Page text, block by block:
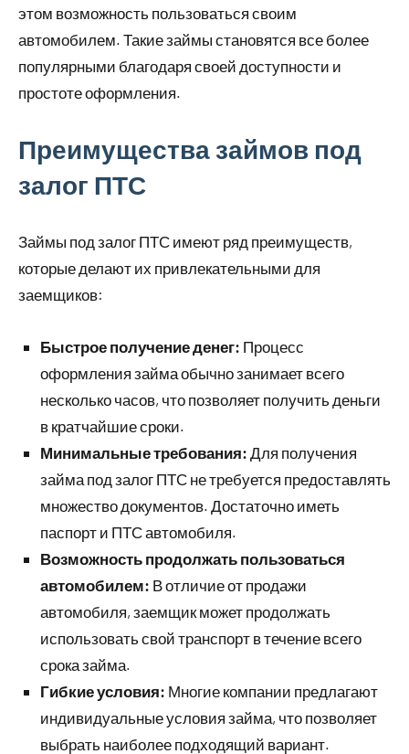
этом возможность пользоваться своим
автомобилем. Такие займы становятся все более
популярными благодаря своей доступности и
простоте оформления.
Преимущества займов под
залог ПТС
Займы под залог ПТС имеют ряд преимуществ,
которые делают их привлекательными для
заемщиков:
Быстрое получение денег: Процесс
оформления займа обычно занимает всего
несколько часов, что позволяет получить деньги
в кратчайшие сроки.
Минимальные требования: Для получения
займа под залог ПТС не требуется предоставлять
множество документов. Достаточно иметь
паспорт и ПТС автомобиля.
Возможность продолжать пользоваться
автомобилем: В отличие от продажи
автомобиля, заемщик может продолжать
использовать свой транспорт в течение всего
срока займа.
Гибкие условия: Многие компании предлагают
индивидуальные условия займа, что позволяет
выбрать наиболее подходящий вариант.